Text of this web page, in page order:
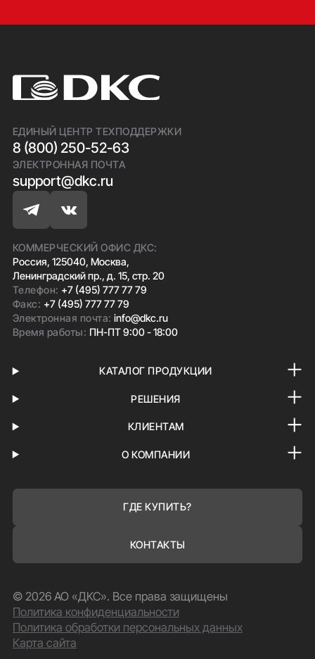
ЕДИНЫЙ ЦЕНТР ТЕХПОДДЕРЖКИ
8 (800) 250-52-63
ЭЛЕКТРОННАЯ ПОЧТА
support@dkc.ru
КОММЕРЧЕСКИЙ ОФИС ДКС:
Россия, 125040, Москва,
Ленинградский пр., д. 15, стр. 20
Телефон: +7 (495) 777 77 79
Факс: +7 (495) 777 77 79
Электронная почта:info@dkc.ru
Время работы: ПН-ПТ 9:00 - 18:00
КАТАЛОГ ПРОДУКЦИИ
РЕШЕНИЯ
КЛИЕНТАМ
О КОМПАНИИ
ГДЕ КУПИТЬ?
КОНТАКТЫ
© 2026 АО «ДКС». Все права защищены
Политика конфиденциальности
Политика обработки персональных данных
Карта сайта